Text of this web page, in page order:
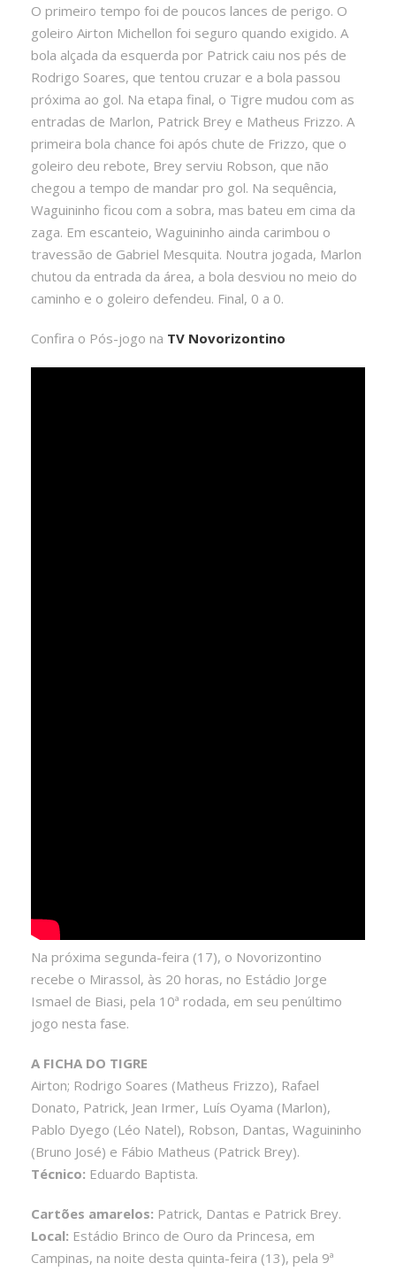
O primeiro tempo foi de poucos lances de perigo. O
goleiro Airton Michellon foi seguro quando exigido. A
bola alçada da esquerda por Patrick caiu nos pés de
Rodrigo Soares, que tentou cruzar e a bola passou
próxima ao gol. Na etapa final, o Tigre mudou com as
entradas de Marlon, Patrick Brey e Matheus Frizzo. A
primeira bola chance foi após chute de Frizzo, que o
goleiro deu rebote, Brey serviu Robson, que não
chegou a tempo de mandar pro gol. Na sequência,
Waguininho ficou com a sobra, mas bateu em cima da
zaga. Em escanteio, Waguininho ainda carimbou o
travessão de Gabriel Mesquita. Noutra jogada, Marlon
chutou da entrada da área, a bola desviou no meio do
caminho e o goleiro defendeu. Final, 0 a 0.
Confira o Pós-jogo na TV Novorizontino
Na próxima segunda-feira (17), o Novorizontino
recebe o Mirassol, às 20 horas, no Estádio Jorge
Ismael de Biasi, pela 10ª rodada, em seu penúltimo
jogo nesta fase.
A FICHA DO TIGRE
Airton; Rodrigo Soares (Matheus Frizzo), Rafael
Donato, Patrick, Jean Irmer, Luís Oyama (Marlon),
Pablo Dyego (Léo Natel), Robson, Dantas, Waguininho
(Bruno José) e Fábio Matheus (Patrick Brey).
Técnico: Eduardo Baptista.
Cartões amarelos: Patrick, Dantas e Patrick Brey.
Local: Estádio Brinco de Ouro da Princesa, em
Campinas, na noite desta quinta-feira (13), pela 9ª